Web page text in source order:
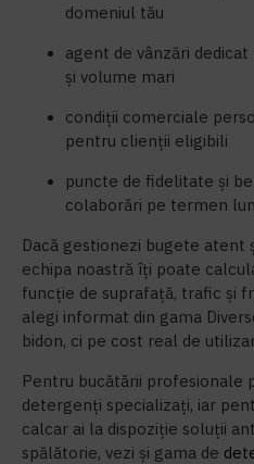
domeniul tău
agent de vânzări
și volume mari
condiții comerciale
pentru clienții eligibili
puncte de fidelitate și
colaborări pe termen
Dacă gestionezi bugete atent
echipa noastră îți poate
funcție de suprafață, trafic și
alegi informat din gama
bidon, ci pe cost real de
Pentru bucătării profesionale
detergenți specializați, iar
calcar ai la dispoziție soluții
spălătorie, vezi și gama de